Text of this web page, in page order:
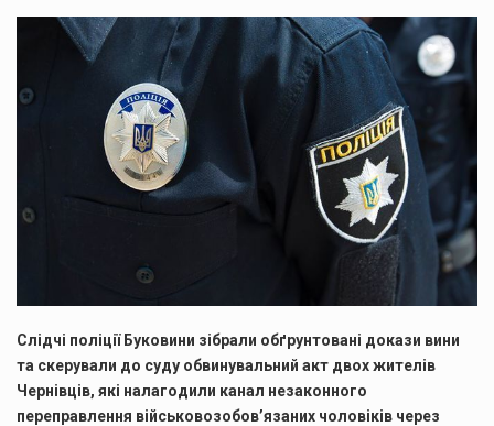
Слідчі поліції Буковини зібрали обґрунтовані докази вини
та скерували до суду обвинувальний акт двох жителів
Чернівців, які налагодили канал незаконного
переправлення військовозобов’язаних чоловіків через